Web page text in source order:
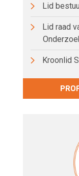
Lid
Lid raad
Kroonlid